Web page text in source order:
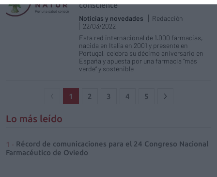
consciente
Noticias y novedades
Redacción
22/03/2022
Esta red internacional de 1.000 farmacias,
nacida en Italia en 2001 y presente en
Portugal, celebra su décimo aniversario en
España y apuesta por una farmacia “más
verde” y sostenible
1 2 3 4 5
Lo más leído
Récord de comunicaciones para el 24 Congreso Nacional
Farmacéutico de Oviedo